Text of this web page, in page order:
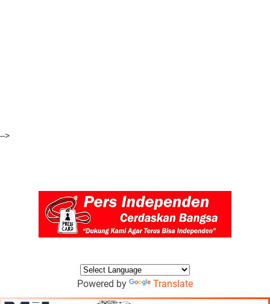
-->
Powered by Translate